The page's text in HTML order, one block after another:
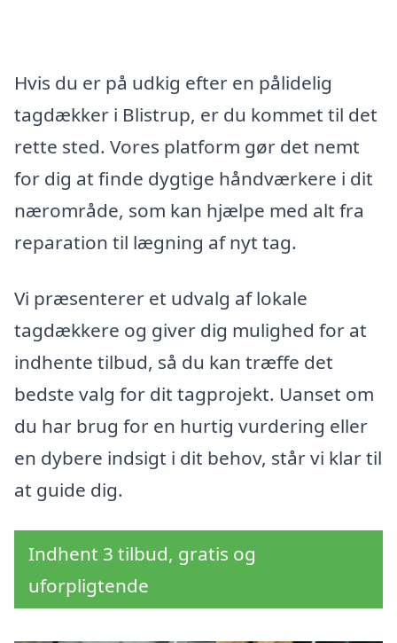
Hvis du er på udkig efter en pålidelig
tagdækker i Blistrup, er du kommet til det
rette sted. Vores platform gør det nemt
for dig at finde dygtige håndværkere i dit
nærområde, som kan hjælpe med alt fra
reparation til lægning af nyt tag.
Vi præsenterer et udvalg af lokale
tagdækkere og giver dig mulighed for at
indhente tilbud, så du kan træffe det
bedste valg for dit tagprojekt. Uanset om
du har brug for en hurtig vurdering eller
en dybere indsigt i dit behov, står vi klar til
at guide dig.
Indhent 3 tilbud, gratis og
uforpligtende